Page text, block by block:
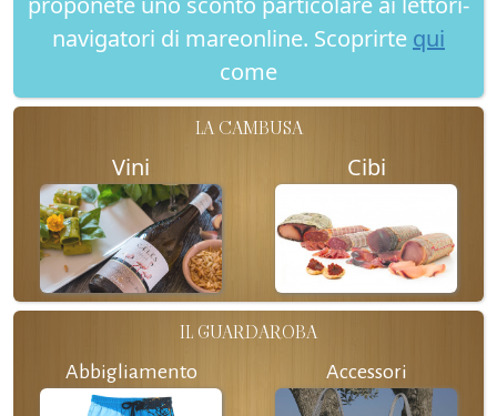
navigatori di mareonline. Scoprirte qui
come
LA CAMBUSA
Vini Cibi
IL GUARDAROBA
Abbigliamento Accessori